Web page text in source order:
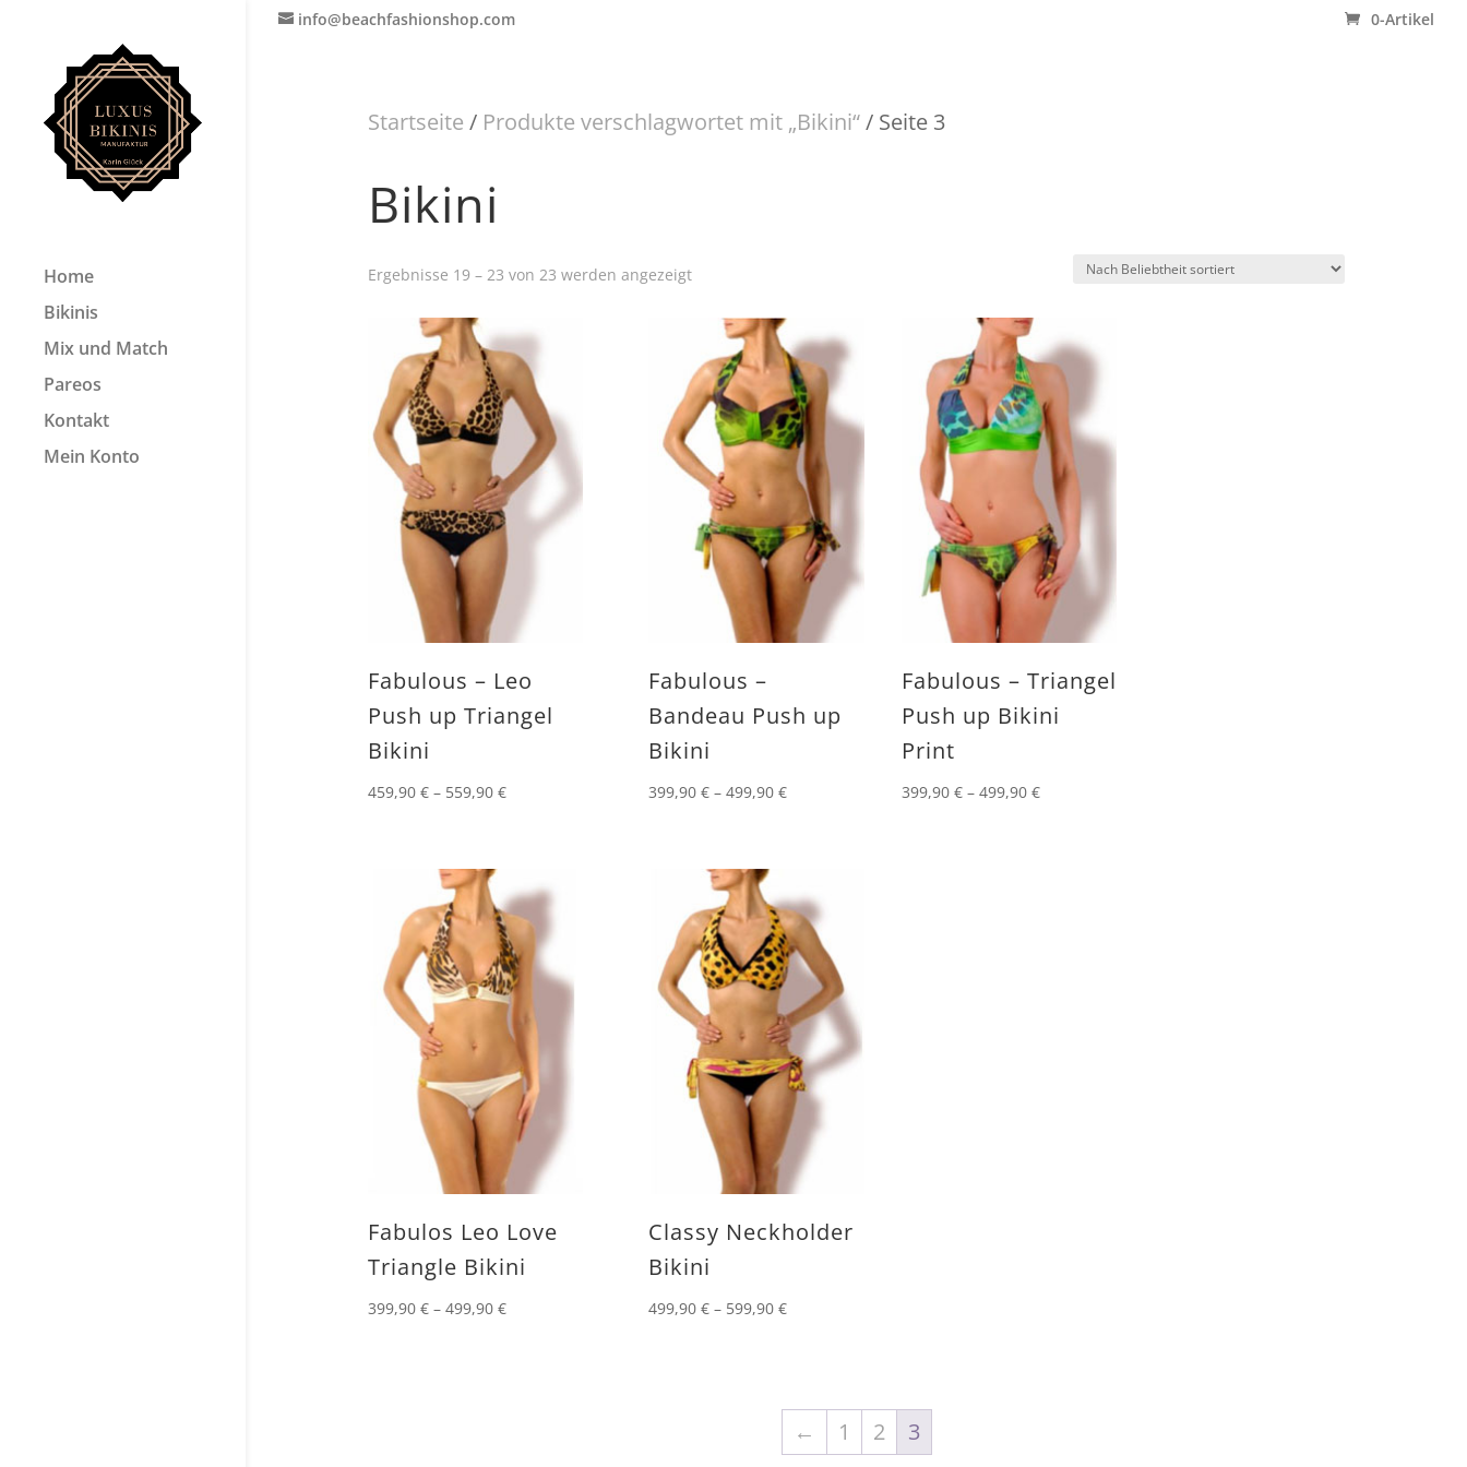
info@beachfashionshop.com 0-Artikel
Home
Bikinis
Mix und Match
Pareos
Kontakt
Mein Konto
Startseite / Produkte verschlagwortet mit „Bikini“/ Seite 3
Bikini
Ergebnisse 19 – 23 von 23 werden angezeigtNach
Beliebtheit
sortiert
Fabulous – Leo
Push up Triangel
Bikini
459,90 €– 559,90 €
Fabulous –
Bandeau Push up
Bikini
399,90€ –499,90€
Fabulous – Triangel
Push up Bikini
Print
399,90 €– 499,90 €
Fabulos Leo Love
Triangle Bikini
399,90 €– 499,90 €
Classy Neckholder
Bikini
499,90€ – 599,90€
← 1 2 3